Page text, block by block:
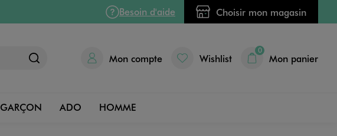
Besoin d'aide Choisir mon magasin
Mon compte Wishlist
0
Mon panier
GARÇON ADO HOMME